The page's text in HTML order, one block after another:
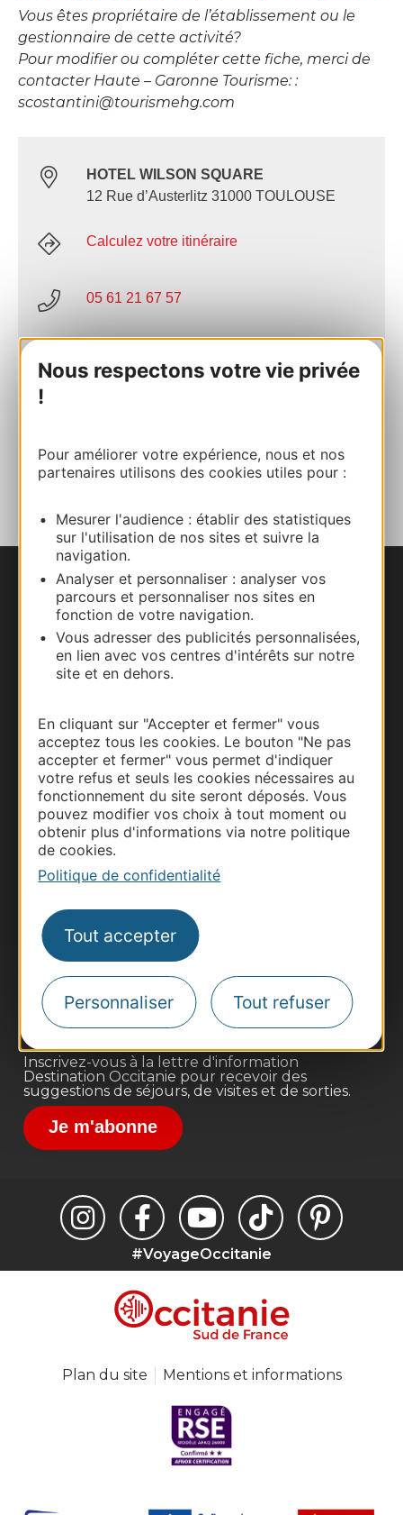
Nous respectons votre vie privée
!
Pour améliorer votre expérience, nous et nos
partenaires utilisons des cookies utiles pour :
Mesurer l'audience : établir des statistiques
sur l'utilisation de nos sites et suivre la
navigation.
Analyser et personnaliser : analyser vos
parcours et personnaliser nos sites en
fonction de votre navigation.
Vous adresser des publicités personnalisées,
en lien avec vos centres d'intérêts sur notre
site et en dehors.
En cliquant sur "Accepter et fermer" vous
acceptez tous les cookies. Le bouton "Ne pas
accepter et fermer" vous permet d'indiquer
votre refus et seuls les cookies nécessaires au
fonctionnement du site seront déposés. Vous
pouvez modifier vos choix à tout moment ou
obtenir plus d'informations via notre politique
de cookies.
Politique de confidentialité
Tout accepter
Personnaliser Tout refuser
Vous êtes propriétaire de l’établissement ou le
gestionnaire de cette activité?
Pour modifier ou compléter cette fiche, merci de
contacter Haute – Garonne Tourisme: :
scostantini@tourismehg.com
HOTEL WILSON SQUARE
12 Rue d’Austerlitz 31000 TOULOUSE
Calculez votre itinéraire
05 61 21 67 57
AJOUTER
AU CARNET
Nous contacter
Carte interactive
Documentation
Business/Mice
Pros d'Occitanie
Site presse et d'influence
Voyagistes
Destination Sport
Inscrivez-vous à la lettre d'information
Destination Occitanie pour recevoir des
suggestions de séjours, de visites et de sorties.
Je m'abonne
#VoyageOccitanie
Plan du site Mentions et informations